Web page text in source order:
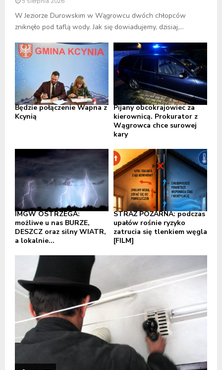
W Jeziorze Durowskim w Wągrowcu dwóch chłopców
zniknęło pod taflą wody. Jak się dowiadujemy, dzisiaj,...
Będzie połączenie Wapna z
Kcynią
Pijany obcokrajowiec za
kierownicą. Prokurator z
Wągrowca chce surowej
kary
IMGW OSTRZEGA:
możliwe u nas BURZE,
DESZCZ oraz silny WIATR,
a lokalnie...
STRAŻ POŻARNA: podczas
upałów rośnie ryzyko
zatrucia się tlenkiem węgla
[FILM]